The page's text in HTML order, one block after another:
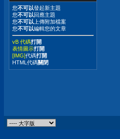
您不可以發起新主題
您不可以回應主題
您不可以 上傳附加檔案
您不可以編輯您的文章
vB 代碼打開
表情圖示打開
[IMG]代碼打開
HTML代碼關閉